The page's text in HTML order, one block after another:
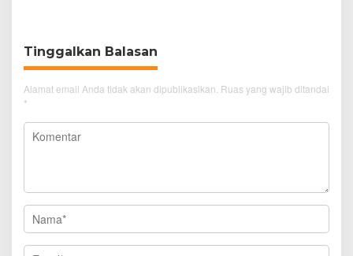
Tinggalkan Balasan
Alamat email Anda tidak akan dipublikasikan. Ruas yang wajib ditandai
*